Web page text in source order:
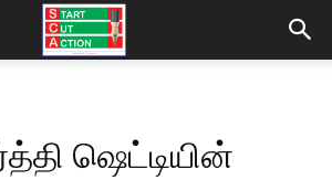
ஷெட்டியின்